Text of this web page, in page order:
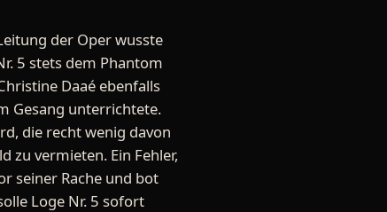
der Oper wusste
5 stets dem Phantom
Daaé ebenfalls
Gesang unterrichtete.
die recht wenig davon
zu vermieten. Ein Fehler,
seiner Rache und bot
Loge Nr. 5 sofort